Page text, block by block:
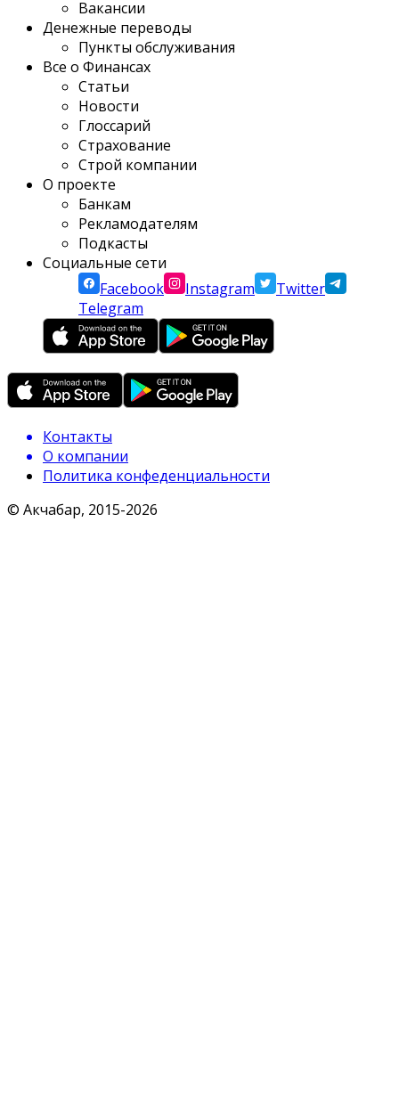
Вакансии
Денежные переводы
Пункты обслуживания
Все о Финансах
Статьи
Новости
Глоссарий
Страхование
Строй компании
О проекте
Банкам
Рекламодателям
Подкасты
Социальные сети
Facebook
Instagram
Twitter
Telegram
Контакты
О компании
Политика конфеденциальности
© Акчабар, 2015-2026